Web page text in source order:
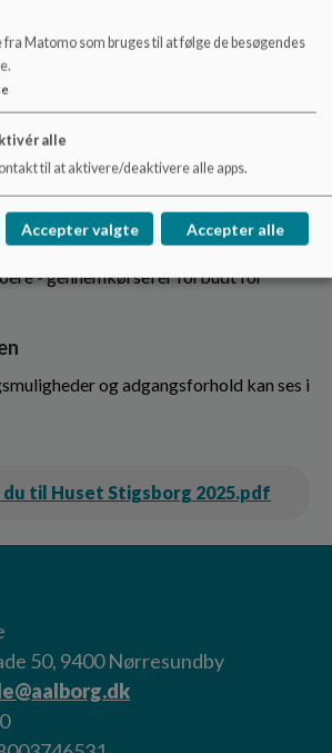
parkere, bedes du benytte
J, som ligger 110 meter nord for
aktiveres via app eller QR-kode.
halve time på Limfjordsvej, ca. 170
Limfjordsvej er primært busvej og
- gennemkørsel er forbudt for
og adgangsforhold kan ses i
du til Huset Stigsborg 2025.pdf
50, 9400 Nørresundby
Matomo som bruges til at følge de besøgendes
alle
til at aktivere/deaktivere alle apps.
Accepter valgte Accepter alle